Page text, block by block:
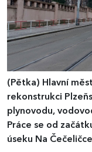
(Pětka) Hlavní
rekonstrukci
plynovodu,
Práce se od
úseku Na